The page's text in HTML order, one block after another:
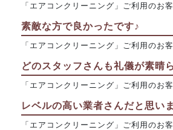
「エアコンクリーニング」ご利用のお
素敵な方で良かったです♪
「エアコンクリーニング」ご利用のお
どのスタッフさんも礼儀が素晴
「エアコンクリーニング」ご利用のお
レベルの高い業者さんだと思いま
「エアコンクリーニング」ご利用のお